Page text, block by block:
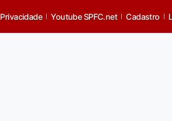
Privacidade Youtube SPFC.net Cadastro